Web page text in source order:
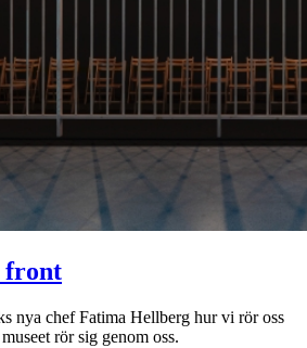
front
nya chef Fatima Hellberg hur vi rör oss
rör sig genom oss.